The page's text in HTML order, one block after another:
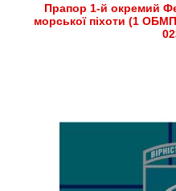
Прапор 1-й окремий
морської піхоти (1